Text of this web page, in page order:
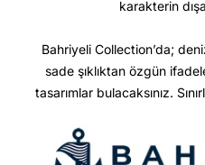
karakterin
Bahriyeli Collection’da;
sade şıklıktan özgün
tasarımlar bulacaksınız.